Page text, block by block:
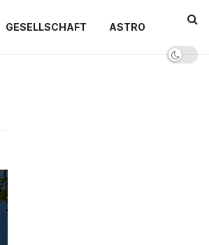
GESELLSCHAFT ASTRO